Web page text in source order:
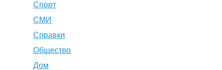
Спорт
СМИ
Справки
Общество
Дом